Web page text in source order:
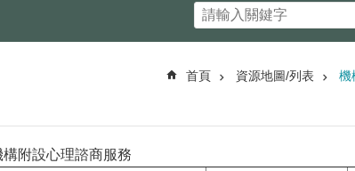
首頁 資源地圖/列表 機
構附設心理諮商服務